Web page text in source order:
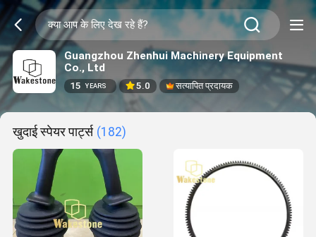
Guangzhou Zhenhui Machinery Equipment
Co., Ltd
15 YEARS 5.0 सत्यापित प्रदायक
खुदाई स्पेयर पार्ट्स (182)